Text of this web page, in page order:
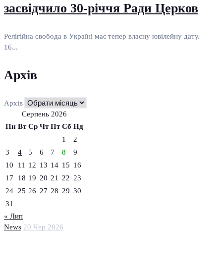
News 20 Чер 2026
засвідчило 30-річчя Ради Церков
Релігійна свобода в Україні має тепер власну ювілейну дату.
16...
Архів
Архів
Серпень 2026
Пн Вт Ср Чт Пт Сб Нд
1
2
3
4 5 6 7 8
9
10
11 12 13 14 15 16
17
18 19 20 21 22 23
24
25 26 27 28 29 30
31
« Лип